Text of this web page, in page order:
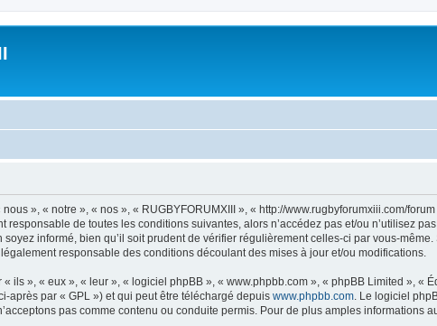
», « notre », « nos », « RUGBYFORUMXIII », « http://www.rugbyforumxiii.com/
responsable de toutes les conditions suivantes, alors n’accédez pas et/ou n’utilisez
informé, bien qu’il soit prudent de vérifier régulièrement celles-ci par vous-
responsable des conditions découlant des mises à jour et/ou modifications.
ils », « eux », « leur », « logiciel phpBB », « www.phpbb.com », « phpBB Limited », «
après par « GPL ») et qui peut être téléchargé depuis www.phpbb.com . Le logiciel
pas comme contenu ou conduite permis. Pour de plus amples informations